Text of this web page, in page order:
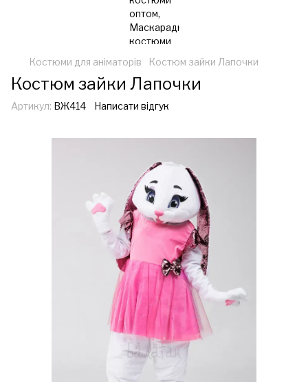
Костюми для аніматорів Костюм зайки Лапочки
Костюм зайки Лапочки
Артикул: ВЖ414 Написати відгук